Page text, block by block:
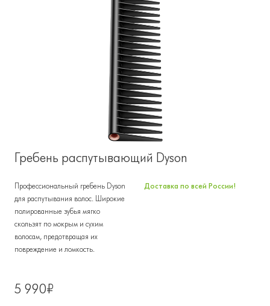
Гребень распутывающий Dyson
Профессиональный гребень Dyson
для распутывания волос. Широкие
полированные зубья мягко
скользят по мокрым и сухим
волосам, предотвращая их
повреждение и ломкость.
Доставка по всей России!
5 990₽